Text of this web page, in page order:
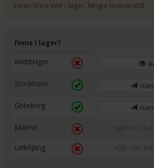
Varan finns inte i lager, längre leveranstid.
Finns i lager?
Webblager
Stockholm
Göteborg
Malmö Ingår inte i
Linköping Ingår inte i